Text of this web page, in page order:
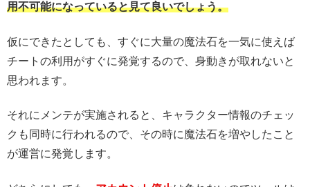
用不可能になっていると見て良いでしょう。
仮にできたとしても、すぐに大量の魔法石を一気に使えば
チートの利用がすぐに発覚するので、身動きが取れないと
思われます。
それにメンテが実施されると、キャラクター情報のチェッ
クも同時に行われるので、その時に魔法石を増やしたこと
が運営に発覚します。